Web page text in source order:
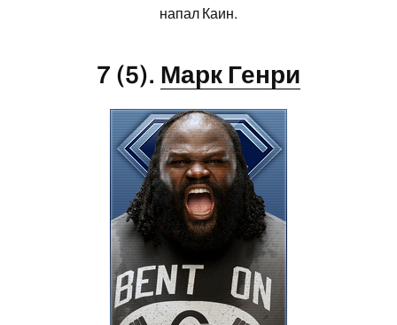
напал Каин.
7 (5). Марк Генри